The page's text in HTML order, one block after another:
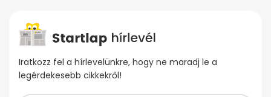
Iratkozz fel a hírlevelünkre, hogy ne maradj le a
legérdekesebb cikkekről!